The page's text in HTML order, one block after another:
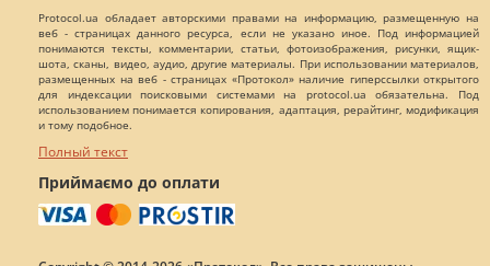
Protocol.ua обладает авторскими правами на информацию, размещенную на
веб - страницах данного ресурса, если не указано иное. Под информацией
понимаются тексты, комментарии, статьи, фотоизображения, рисунки, ящик-
шота, сканы, видео, аудио, другие материалы. При использовании материалов,
размещенных на веб - страницах «Протокол» наличие гиперссылки открытого
для индексации поисковыми системами на protocol.ua обязательна. Под
использованием понимается копирования, адаптация, рерайтинг, модификация
и тому подобное.
Полный текст
Приймаємо до оплати